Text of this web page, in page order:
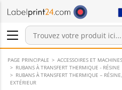
Connexion / Inscription
Produits dans le
Annonces
PAGE PRINCIPALE
ACCESSOIRES ET
RUBANS À TRANSFERT THERMIQUE - RÉSINE
RUBANS À TRANSFERT THERMIQUE –
EXTÉRIEUR